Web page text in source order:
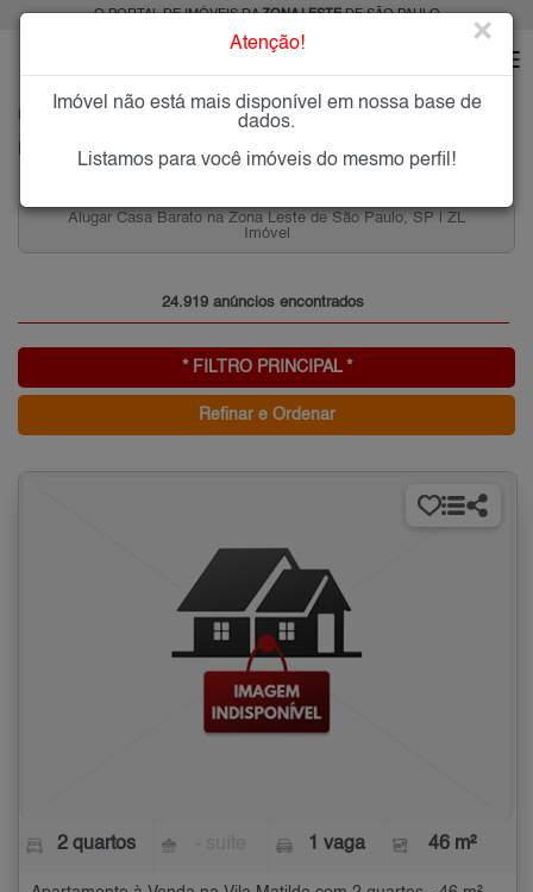
O PORTAL DE IMÓVEIS DAZONA LESTEDE SÃO PAULO
PESQUISA: Imóveis na Zona Leste de SP
Barato na Zona Leste de São Paulo, SP | ZL
24.919 anúncios encontrados
* FILTRO PRINCIPAL *
Refinar e Ordenar
2 quartos 1 vaga 46 m²
Atenção! ×
Imóvel não está mais disponível em nossa base de
dados.
Listamos para você imóveis do mesmo perfil!